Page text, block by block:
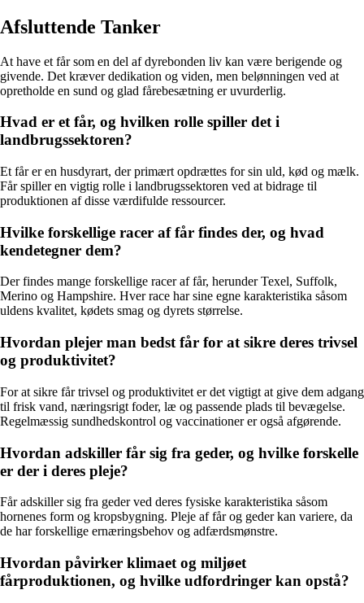
Afsluttende Tanker
At have et får som en del af dyrebonden liv kan være berigende og
givende. Det kræver dedikation og viden, men belønningen ved at
opretholde en sund og glad fårebesætning er uvurderlig.
Hvad er et får, og hvilken rolle spiller det i
landbrugssektoren?
Et får er en husdyrart, der primært opdrættes for sin uld, kød og mælk.
Får spiller en vigtig rolle i landbrugssektoren ved at bidrage til
produktionen af disse værdifulde ressourcer.
Hvilke forskellige racer af får findes der, og hvad
kendetegner dem?
Der findes mange forskellige racer af får, herunder Texel, Suffolk,
Merino og Hampshire. Hver race har sine egne karakteristika såsom
uldens kvalitet, kødets smag og dyrets størrelse.
Hvordan plejer man bedst får for at sikre deres trivsel
og produktivitet?
For at sikre får trivsel og produktivitet er det vigtigt at give dem adgang
til frisk vand, næringsrigt foder, læ og passende plads til bevægelse.
Regelmæssig sundhedskontrol og vaccinationer er også afgørende.
Hvordan adskiller får sig fra geder, og hvilke forskelle
er der i deres pleje?
Får adskiller sig fra geder ved deres fysiske karakteristika såsom
hornenes form og kropsbygning. Pleje af får og geder kan variere, da
de har forskellige ernæringsbehov og adfærdsmønstre.
Hvordan påvirker klimaet og miljøet
fårproduktionen, og hvilke udfordringer kan opstå?